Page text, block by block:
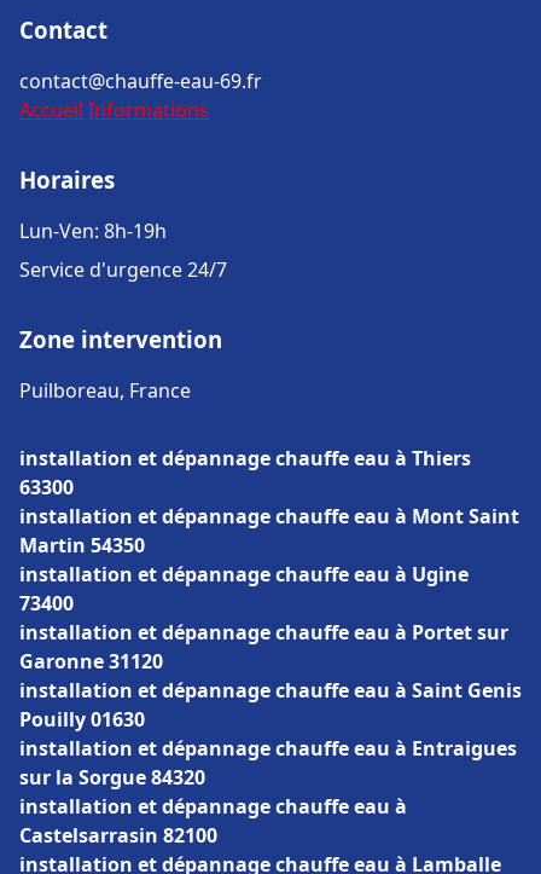
Contact
contact@chauffe-eau-69.fr
Accueil Informations
Horaires
Lun-Ven: 8h-19h
Service d'urgence 24/7
Zone intervention
Puilboreau, France
installation et dépannage chauffe eau à Thiers
63300
installation et dépannage chauffe eau à Mont Saint
Martin 54350
installation et dépannage chauffe eau à Ugine
73400
installation et dépannage chauffe eau à Portet sur
Garonne 31120
installation et dépannage chauffe eau à Saint Genis
Pouilly 01630
installation et dépannage chauffe eau à Entraigues
sur la Sorgue 84320
installation et dépannage chauffe eau à
Castelsarrasin 82100
installation et dépannage chauffe eau à Lamballe